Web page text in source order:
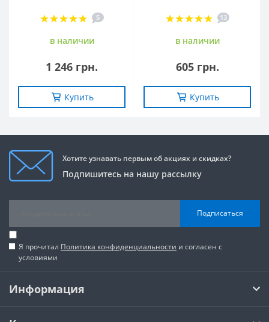
5
в наличии
1 246 грн.
Купить
13
в наличии
605 грн.
Купить
Хотите узнавать первым об акциях и скидках?
Подпишитесь на нашу рассылку
Подписаться
Я прочитал Политика конфиденциальности и согласен с
условиями
Информация